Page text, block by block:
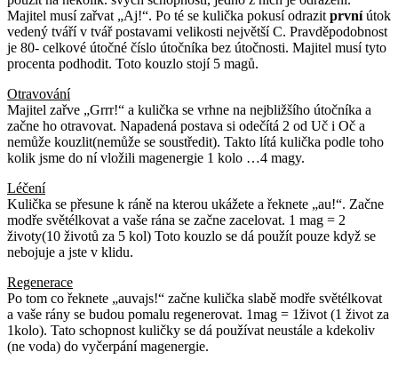
Majitel musí zařvat „Aj!“. Po té se kulička pokusí odrazit prvníútok
vedený tváří v tvář postavami velikosti největší C. Pravděpodobnost
je 80- celkové útočné číslo útočníka bez útočnosti. Majitel musí tyto
procenta podhodit. Toto kouzlo stojí 5 magů.
Otravování
Majitel zařve „Grrr!“ a kulička se vrhne na nejbližšího útočníka a
začne ho otravovat. Napadená postava si odečítá 2 od Uč i Oč a
nemůže kouzlit(nemůže se soustředit). Takto lítá kulička podle toho
kolik jsme do ní vložili magenergie 1 kolo …4 magy.
Léčení
Kulička se přesune k ráně na kterou ukážete a řeknete „au!“. Začne
modře světélkovat a vaše rána se začne zacelovat. 1 mag = 2
životy(10 životů za 5 kol) Toto kouzlo se dá použít pouze když se
nebojuje a jste v klidu.
Regenerace
Po tom co řeknete „auvajs!“ začne kulička slabě modře světélkovat
a vaše rány se budou pomalu regenerovat. 1mag = 1život (1 život za
1kolo). Tato schopnost kuličky se dá používat neustále a kdekoliv
(ne voda) do vyčerpání magenergie.